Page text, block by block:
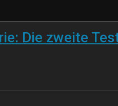
Die zweite